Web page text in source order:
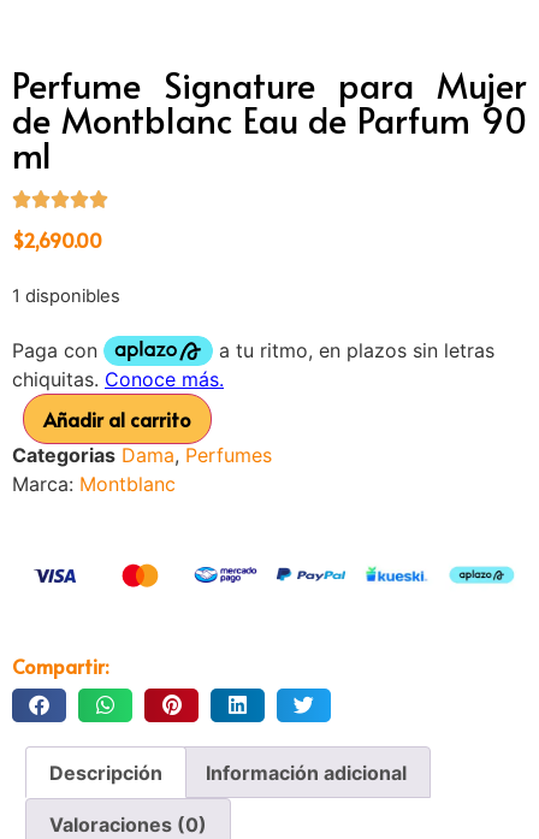
Perfume Signature para Mujer
de Montblanc Eau de Parfum 90
ml
$2,690.00
1 disponibles
Añadir al carrito
Categorias Dama, Perfumes
Marca: Montblanc
Compartir:
Descripción Información adicional
Valoraciones (0)